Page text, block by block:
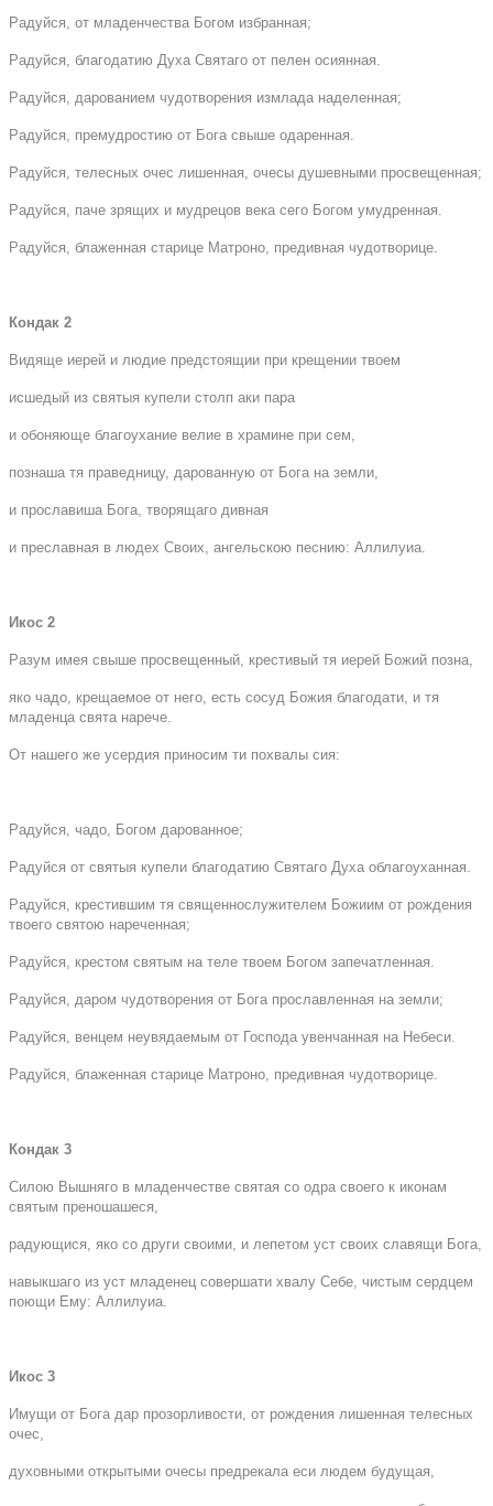
Радуйся, от младенчества Богом избранная;
Радуйся, благодатию Духа Святаго от пелен осиянная.
Радуйся, дарованием чудотворения измлада наделенная;
Радуйся, премудростию от Бога свыше одаренная.
Радуйся, телесных очес лишенная, очесы душевными просвещенная;
Радуйся, паче зрящих и мудрецов века сего Богом умудренная.
Радуйся, блаженная старице Матроно, предивная чудотворице.
Кондак 2
Видяще иерей и людие предстоящии при крещении твоем
исшедый из святыя купели столп аки пара
и обоняюще благоухание велие в храмине при сем,
познаша тя праведницу, дарованную от Бога на земли,
и прославиша Бога, творящаго дивная
и преславная в людех Своих, ангельскою песнию: Аллилуиа.
Икос 2
Разум имея свыше просвещенный, крестивый тя иерей Божий позна,
яко чадо, крещаемое от него, есть сосуд Божия благодати, и тя
младенца свята нарече.
От нашего же усердия приносим ти похвалы сия:
Радуйся, чадо, Богом дарованное;
Радуйся от святыя купели благодатию Святаго Духа облагоуханная.
Радуйся, крестившим тя священнослужителем Божиим от рождения
твоего святою нареченная;
Радуйся, крестом святым на теле твоем Богом запечатленная.
Радуйся, даром чудотворения от Бога прославленная на земли;
Радуйся, венцем неувядаемым от Господа увенчанная на Небеси.
Радуйся, блаженная старице Матроно, предивная чудотворице.
Кондак 3
Силою Вышняго в младенчестве святая со одра своего к иконам
святым преношашеся,
радующися, яко со други своими, и лепетом уст своих славящи Бога,
навыкшаго из уст младенец совершати хвалу Себе, чистым сердцем
поющи Ему: Аллилуиа.
Икос 3
Имущи от Бога дар прозорливости, от рождения лишенная телесных
очес,
духовными открытыми очесы предрекала еси людем будущая,